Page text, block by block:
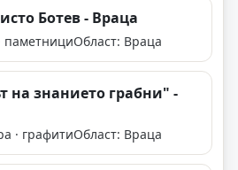
Ботев - Враца
паметнициОбласт: Враца
на знанието грабни" -
· графитиОбласт: Враца